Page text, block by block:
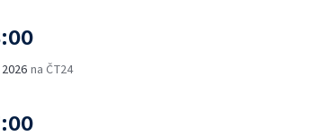
na ČT24